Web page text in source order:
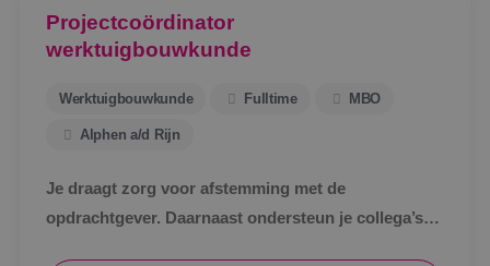
Projectcoördinator
werktuigbouwkunde
Werktuigbouwkunde Fulltime MBO
Alphen a/d Rijn
Je draagt zorg voor afstemming met de
opdrachtgever. Daarnaast ondersteun je collega’s